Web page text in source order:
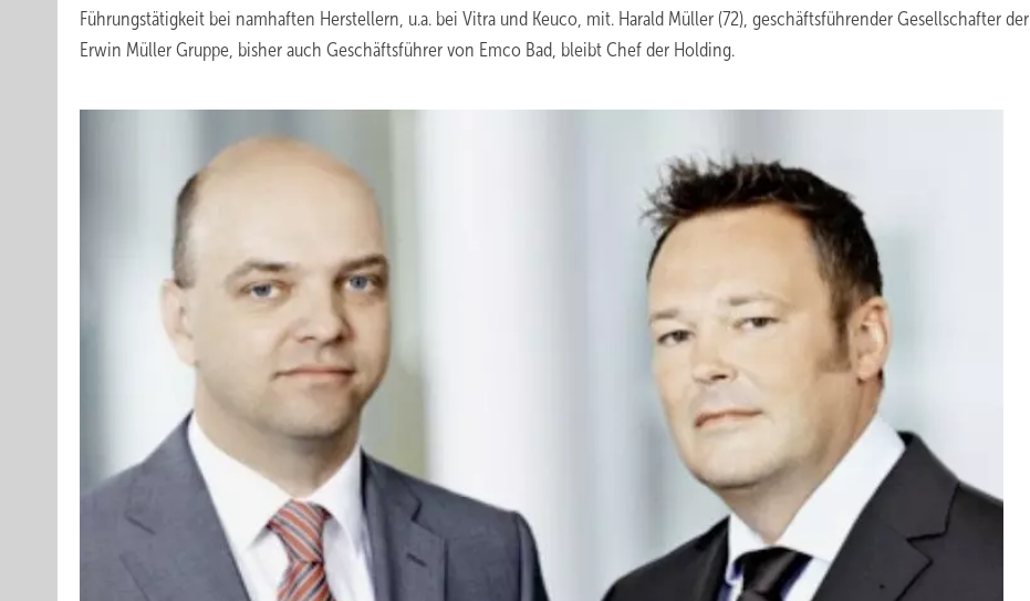
Führungstätigkeit bei namhaften Herstellern, u.a. bei Vitra und Keuco, mit. Harald Müller (72), geschäftsführender Gesellschafter der
Erwin Müller Gruppe, bisher auch Geschäftsführer von Emco Bad, bleibt Chef der Holding.